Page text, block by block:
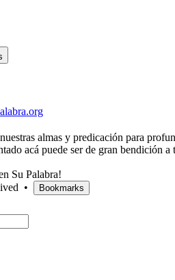
almas y predicación para
acá puede ser de gran bendición a
Su Palabra!
• Bookmarks